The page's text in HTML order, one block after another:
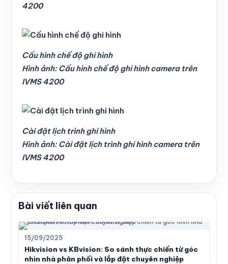
4200
Cấu hình chế độ ghi hình
Hình ảnh: Cấu hình chế độ ghi hình camera trên
IVMS 4200
Cài đặt lịch trình ghi hình
Hình ảnh: Cài đặt lịch trình ghi hình camera trên
IVMS 4200
Bài viết liên quan
15/09/2025
Hikvision vs KBvision: So sánh thực chiến từ góc
nhìn nhà phân phối và lắp đặt chuyên nghiệp